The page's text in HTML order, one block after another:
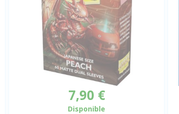
7,90 €
Disponible